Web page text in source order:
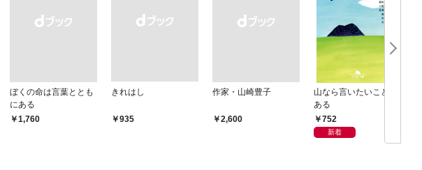
ぼくの命は言葉ととも
にある
￥1,760
きれはし
￥935
作家・山崎豊子
￥2,600
山なら言いたいことが
ある
752
新着